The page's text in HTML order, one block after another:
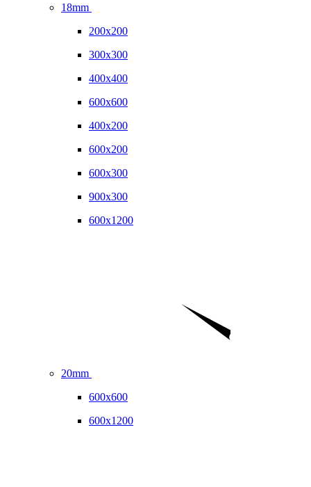
18mm
200x200
300x300
400x400
600x600
400x200
600x200
600x300
900x300
600x1200
20mm
600x600
600x1200